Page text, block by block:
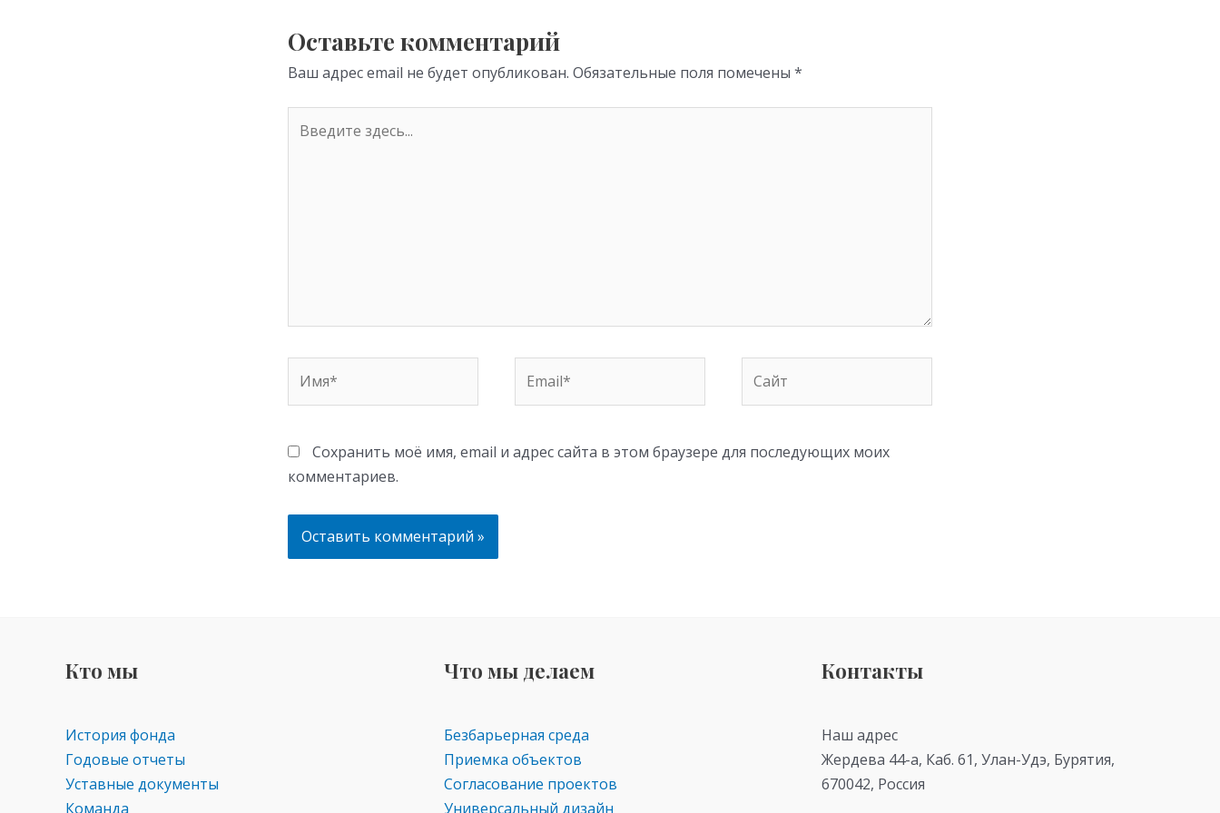
s
ni
ki
p
Оставьте комментарий
Ваш адрес email не будет опубликован. Обязательные поля помечены *
здесь...
Сохранить моё имя, email и адрес сайта в этом браузере для последующих моих
комментариев.
Кто мы
История фонда
Годовые отчеты
Уставные документы
Команда
Что мы делаем
Безбарьерная среда
Приемка объектов
Согласование проектов
Универсальный дизайн
Контакты
Наш адрес
Жердева 44-а, Каб. 61, Улан-Удэ, Бурятия,
670042, Россия